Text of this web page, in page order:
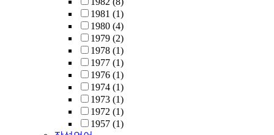
1981 (1)
1980 (4)
1979 (2)
1978 (1)
1977 (1)
1976 (1)
1974 (1)
1973 (1)
1972 (1)
1957 (1)